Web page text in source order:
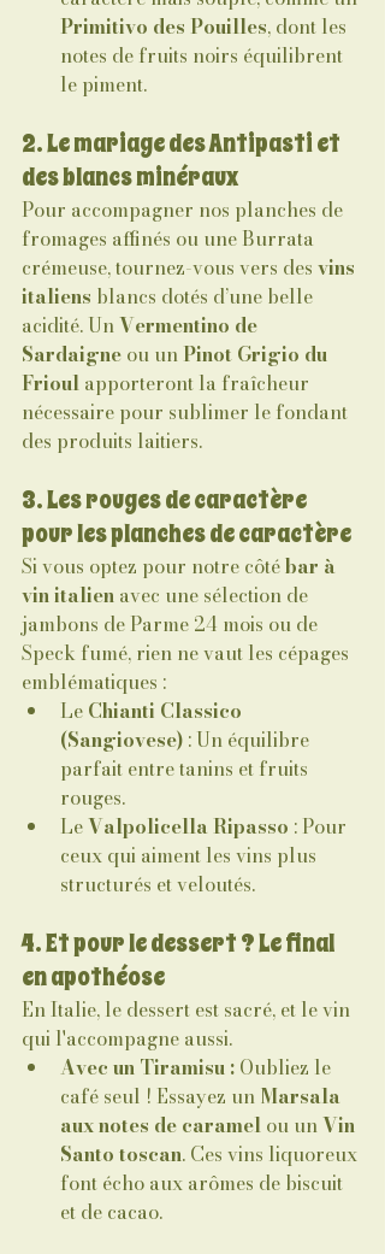
Primitivo des Pouilles, dont les
notes de fruits noirs équilibrent
le piment.
2. Le mariage des Antipasti et
des blancs minéraux
Pour accompagner nos planches de
fromages affinés ou une Burrata
crémeuse, tournez-vous vers des vins
italiens blancs dotés d’une belle
acidité. Un Vermentino de
Sardaigne ou un Pinot Grigio du
Frioul apporteront la fraîcheur
nécessaire pour sublimer le fondant
des produits laitiers.
3. Les rouges de caractère
pour les planches de caractère
Si vous optez pour notre côté bar à
vin italien avec une sélection de
jambons de Parme 24 mois ou de
Speck fumé, rien ne vaut les cépages
emblématiques :
Le Chianti Classico
(Sangiovese) : Un équilibre
parfait entre tanins et fruits
rouges.
Le Valpolicella Ripasso : Pour
ceux qui aiment les vins plus
structurés et veloutés.
4. Et pour le dessert ? Le final
en apothéose
En Italie, le dessert est sacré, et le vin
qui l'accompagne aussi.
Avec un Tiramisu : Oubliez le
café seul ! Essayez un Marsala
aux notes de caramel ou un Vin
Santo toscan. Ces vins liquoreux
font écho aux arômes de biscuit
et de cacao.